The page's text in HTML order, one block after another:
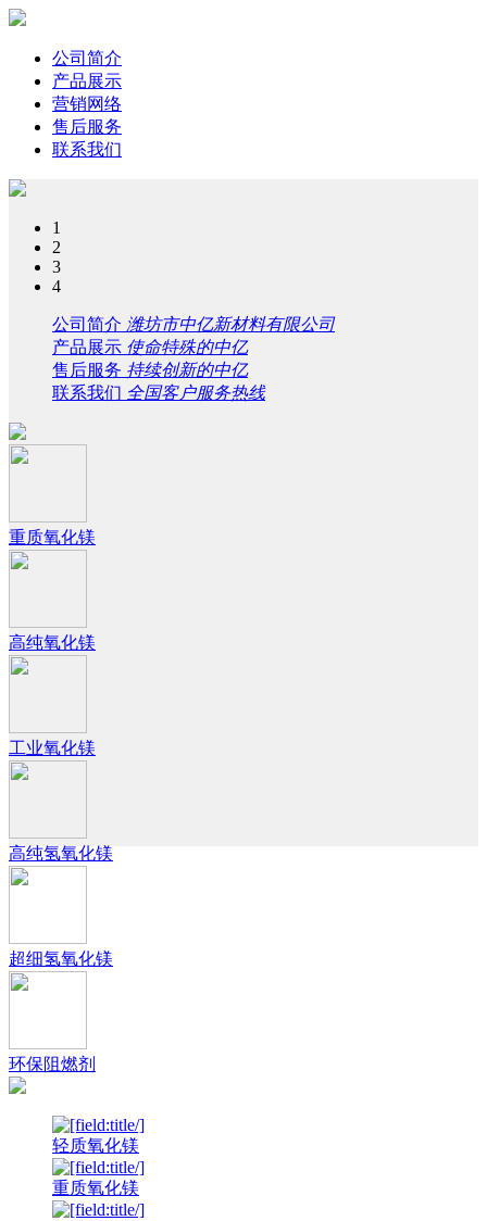
公司简介
产品展示
营销网络
售后服务
联系我们
1
2
3
4
公司简介 潍坊市中亿新材料有限公司
产品展示 使命特殊的中亿
售后服务 持续创新的中亿
联系我们 全国客户服务热线
重质氧化镁
高纯氧化镁
工业氧化镁
高纯氢氧化镁
超细氢氧化镁
环保阻燃剂
轻质氧化镁
重质氧化镁